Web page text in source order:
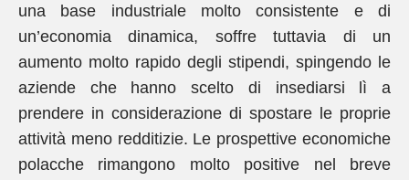
una base industriale molto consistente e di
un’economia dinamica, soffre tuttavia di un
aumento molto rapido degli stipendi, spingendo le
aziende che hanno scelto di insediarsi lì a
prendere in considerazione di spostare le proprie
attività meno redditizie. Le prospettive economiche
polacche rimangono molto positive nel breve